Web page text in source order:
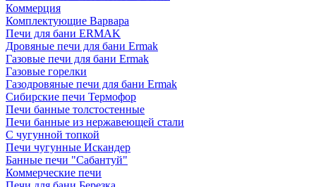
Коммерция
Комплектующие Варвара
Печи для бани ERMAK
Дровяные печи для бани Ermak
Газовые печи для бани Ermak
Газовые горелки
Газодровяные печи для бани Ermak
Сибирские печи Термофор
Печи банные толстостенные
Печи банные из нержавеющей стали
С чугунной топкой
Печи чугунные Искандер
Банные печи "Сабантуй"
Коммерческие печи